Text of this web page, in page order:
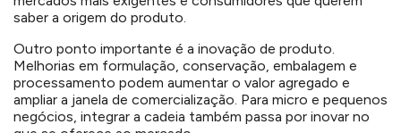
saber a origem do produto.
Outro ponto importante é a inovação de produto.
Melhorias em formulação, conservação, embalagem e
processamento podem aumentar o valor agregado e
ampliar a janela de comercialização. Para micro e pequenos
negócios, integrar a cadeia também passa por inovar no